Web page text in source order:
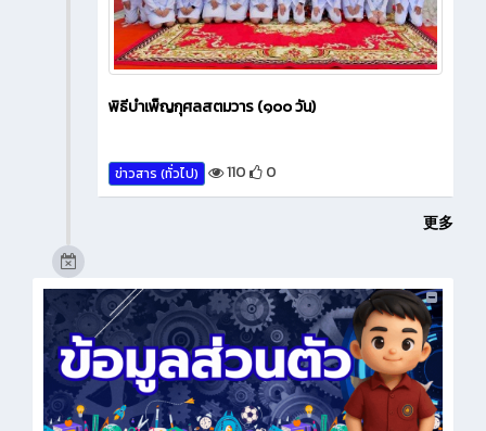
พิธีบำเพ็ญกุศลสตมวาร (๑๐๐ วัน)
ข่าวสาร (ทั่วไป) 110 0
更多